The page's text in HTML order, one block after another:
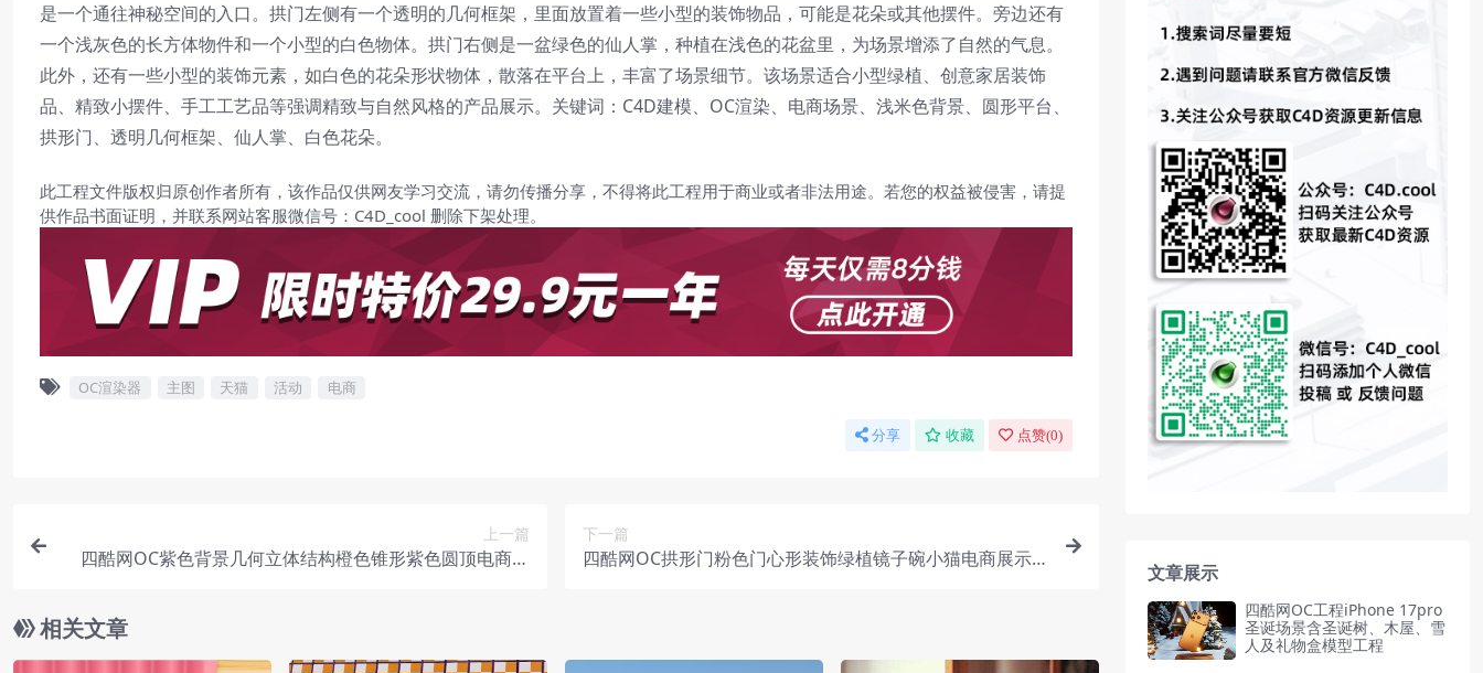
是一个通往神秘空间的入口。拱门左侧有一个透明的几何框架，里面放置着一些小型的装饰物品，可能是花朵或其他摆件。旁边还有
一个浅灰色的长方体物件和一个小型的白色物体。拱门右侧是一盆绿色的仙人掌，种植在浅色的花盆里，为场景增添了自然的气息。
此外，还有一些小型的装饰元素，如白色的花朵形状物体，散落在平台上，丰富了场景细节。该场景适合小型绿植、创意家居装饰
品、精致小摆件、手工工艺品等强调精致与自然风格的产品展示。关键词：C4D建模、OC渲染、电商场景、浅米色背景、圆形平台、
拱形门、透明几何框架、仙人掌、白色花朵。
此工程文件版权归原创作者所有，该作品仅供网友学习交流，请勿传播分享，不得将此工程用于商业或者非法用途。若您的权益被侵害，请提
供作品书面证明，并联系网站客服微信号：C4D_cool 删除下架处理。
OC渲染器 主图 天猫 活动 电商
分享 收藏 点赞(0)
上一篇
四酷网OC紫色背景几何立体结构橙色锥形紫色圆顶电商场
下一篇
四酷网OC拱形门粉色门心形装饰绿植镜子碗小猫电商展示
相关文章
文章展示
四酷网OC工程iPhone 17pro
圣诞场景含圣诞树、木屋、雪
人及礼物盒模型工程